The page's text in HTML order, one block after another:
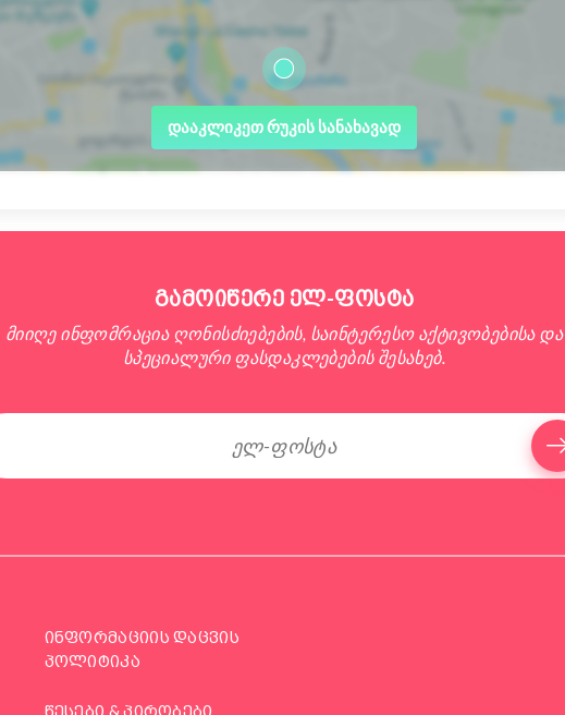
დააკლიკეთ რუკის სანახავად
გამოიწერე ელ-ფოსტა
მიიღე ინფომრაცია ღონისძიებების, საინტერესო აქტივობებისა და
სპეციალური ფასდაკლებების შესახებ.
ინფორმაციის დაცვის
პოლიტიკა
წესები & პირობები